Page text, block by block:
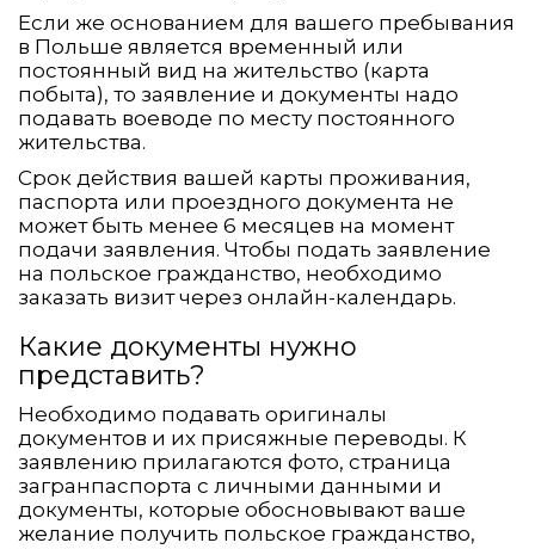
Если же основанием для вашего пребывания
в Польше является временный или
постоянный вид на жительство (карта
побыта), то заявление и документы надо
подавать воеводе по месту постоянного
жительства.
Срок действия вашей карты проживания,
паспорта или проездного документа не
может быть менее 6 месяцев на момент
подачи заявления. Чтобы подать заявление
на польское гражданство, необходимо
заказать визит через онлайн-календарь.
Какие документы нужно
представить?
Необходимо подавать оригиналы
документов и их присяжные переводы. К
заявлению прилагаются фото, страница
загранпаспорта с личными данными и
документы, которые обосновывают ваше
желание получить польское гражданство,